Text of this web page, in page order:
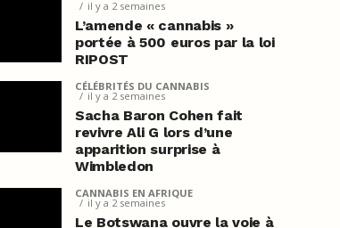
il y a 2 semaines
L’amende « cannabis »
portée à 500 euros par la loi
RIPOST
CÉLÉBRITÉS DU CANNABIS
il y a 2 semaines
Sacha Baron Cohen fait
revivre Ali G lors d’une
apparition surprise à
Wimbledon
CANNABIS EN AFRIQUE
il y a 2 semaines
Le Botswana ouvre la voie à